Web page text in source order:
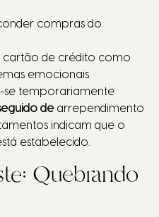
compras do
cartão de crédito como
emocionais
se temporariamente
de arrependimento
indicam que o
estabelecido.
Quebrando